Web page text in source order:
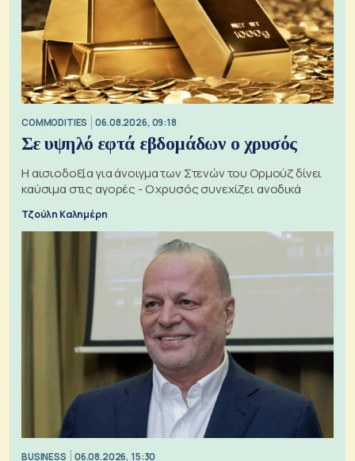
COMMODITIES 06.08.2026, 09:18
Σε υψηλό εφτά εβδομάδων ο χρυσός
Η αισιοδοξία για άνοιγμα των Στενών του Ορμούζ δίνει
καύσιμα στις αγορές - Ο χρυσός συνεχίζει ανοδικά
Τζούλη Καλημέρη
BUSINESS 06.08.2026, 15:30